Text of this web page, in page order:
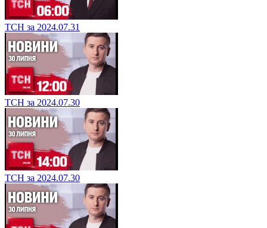
ТСН за 2024.07.31
ТСН за 2024.07.30
ТСН за 2024.07.30